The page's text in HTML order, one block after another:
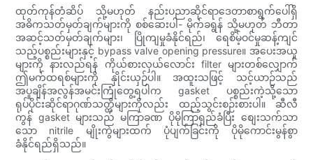
ထုတ်ကုန်တံဆိပ် သို့မဟုတ် နည်းပညာဆိုင်ရာဒေတာစာရွက်ပေါ်ရှိ
အဓိကသတ်မှတ်ချက်များကို စစ်ဆေးပါ- မိုက်ခရွန် သို့မဟုတ် ဘီတာ
အဆင့်သတ်မှတ်ချက်များ၊ ပြိုကျမှုခံနိုင်ရည်၊ ရေစိမ့်ဝင်မှုဆန့်ကျင်
သည့်ပစ္စည်းများနှင့် bypass valve opening pressure။ အပေးအယူ
များကို နားလည်ရန် ကိုယ်စားလှယ်လောင်း filter များတစ်လျှောက်
ဤမက်ထရစ်များကို နှိုင်းယှဉ်ပါ။ အထူးသဖြင့် သင့်ယာဉ်သည်
အပူချိန်အလွန်အမင်းကြုံတွေ့ရပါက gasket ပစ္စည်းကဲ့သို့သော
ရုပ်ပိုင်းဆိုင်ရာဂုဏ်သတ္တိများကိုလည်း ထည့်သွင်းစဉ်းစားပါ။ ဆီလီ
ကွန် gasket များသည် မကြာခဏ ပိုမိုကြာရှည်ခံပြီး စျေးသက်သာ
သော nitrile မျိုးကွဲများထက် ပုံပျက်ခြင်းကို ပိုမိုကောင်းမွန်စွာ
ခံနိုင်ရည်ရှိသည်။